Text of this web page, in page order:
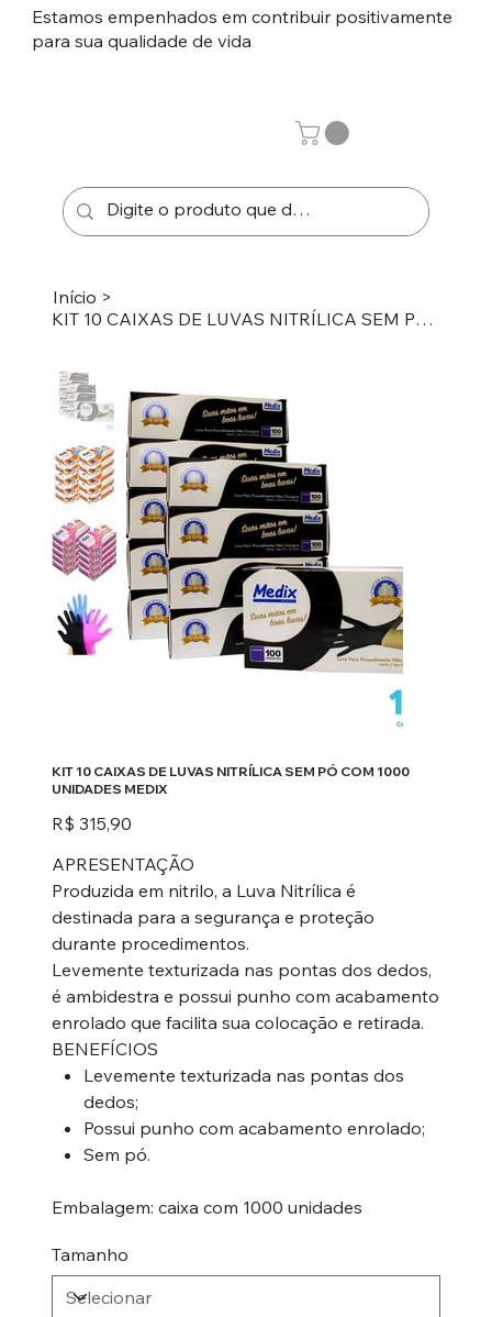
Estamos empenhados em contribuir positivamente
para sua qualidade de vida
Início >
KIT 10 CAIXAS DE LUVAS NITRÍLICA SEM PÓ COM 1000 UNIDADES MEDIX
KIT 10 CAIXAS DE LUVAS NITRÍLICA SEM PÓ COM 1000
UNIDADES MEDIX
Preço
R$ 315,90
APRESENTAÇÃO
Produzida em nitrilo, a Luva Nitrílica é
destinada para a segurança e proteção
durante procedimentos.
Levemente texturizada nas pontas dos dedos,
é ambidestra e possui punho com acabamento
enrolado que facilita sua colocação e retirada.
BENEFÍCIOS
Levemente texturizada nas pontas dos
dedos;
Possui punho com acabamento enrolado;
Sem pó.
Embalagem: caixa com 1000 unidades
Tamanho